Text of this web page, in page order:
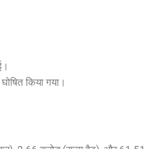
किया गया।